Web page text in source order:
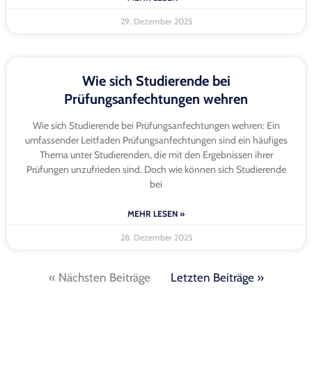
29. Dezember 2025
Wie sich Studierende bei
Prüfungsanfechtungen wehren
Wie sich Studierende bei Prüfungsanfechtungen wehren: Ein
umfassender Leitfaden Prüfungsanfechtungen sind ein häufiges
Thema unter Studierenden, die mit den Ergebnissen ihrer
Prüfungen unzufrieden sind. Doch wie können sich Studierende
bei
MEHR LESEN »
28. Dezember 2025
« Nächsten Beiträge Letzten Beiträge »